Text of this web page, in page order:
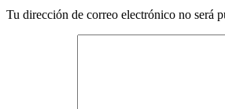
Tu dirección de correo electrónico no será